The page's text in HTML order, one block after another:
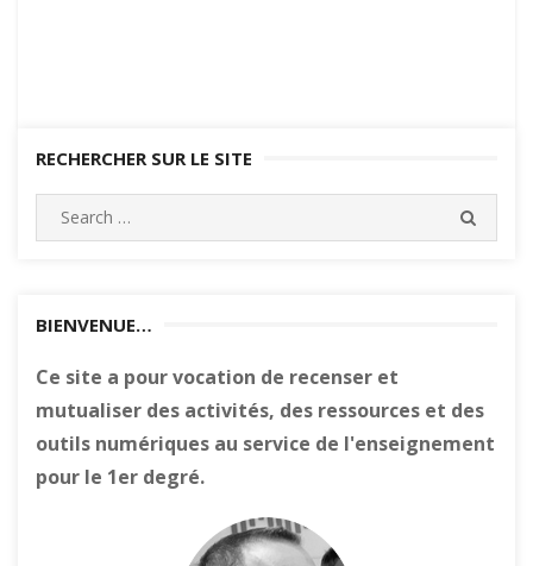
RECHERCHER SUR LE SITE
Search
for:
BIENVENUE…
Ce site a pour vocation de recenser et
mutualiser des activités, des ressources et des
outils numériques au service de l'enseignement
pour le 1er degré.